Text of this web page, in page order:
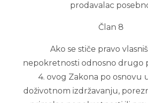
prodavalac
Član 8
Ako se stiče pravo
nepokretnosti odnosno drugo
4. ovog Zakona po osnovu
doživotnom izdržavanju,